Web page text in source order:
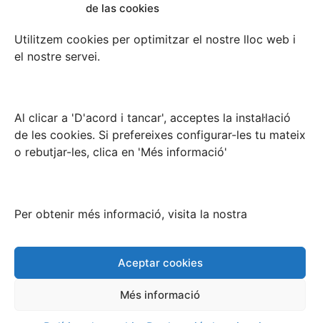
de las cookies
Utilitzem cookies per optimitzar el nostre lloc web i
el nostre servei.
Al clicar a 'D'acord i tancar', acceptes la instal·lació
de les cookies. Si prefereixes configurar-les tu mateix
o rebutjar-les, clica en 'Més informació'
Per obtenir més informació, visita la nostra
Aceptar cookies
Més informació
C/Juan Ramón Jiménez 24-26
(08902) BARCELONA
Tel: 93.332.46.99
Magatzem
Avda/ Prat de la Riba 189
Tel: 93.663.25.82
Copyright 2021 Fustes Prat
Política de privacitat|Política de cookies
|
Avis Legal